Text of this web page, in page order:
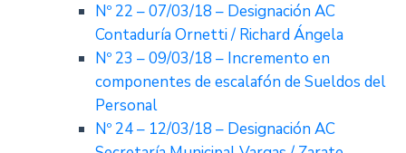
Nº 22 – 07/03/18 – Designación AC
Contaduría Ornetti / Richard Ángela
Nº 23 – 09/03/18 – Incremento en
componentes de escalafón de Sueldos del
Personal
Nº 24 – 12/03/18 – Designación AC